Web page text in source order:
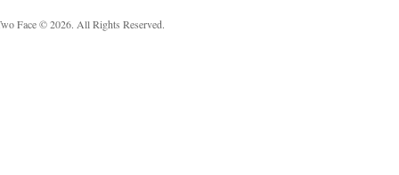
Face © 2026. All Rights Reserved.